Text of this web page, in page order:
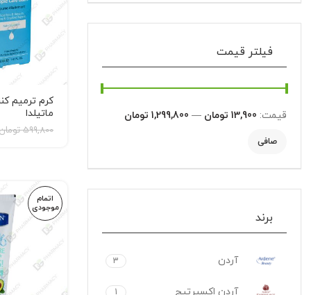
فیلتر قیمت
صافی
قيمت: 13,900 تومان — 1,299,800 تومان
برند
آردن 3
آردن اکسپرتیج 1
کرم ترمیم
ماتیلدا
Care Balm
599,800
اتمام
موجودی